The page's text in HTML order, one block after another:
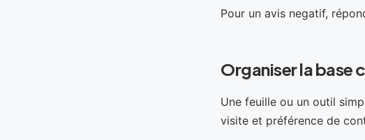
Pour un avis negatif,
Organiser la base
Une feuille ou un outil
visite et préférence de